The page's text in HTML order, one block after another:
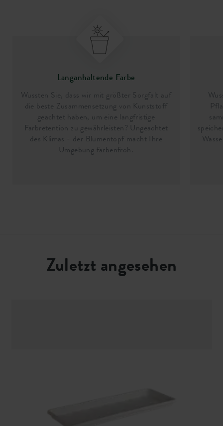
Langanhaltende Farbe
Wussten Sie, dass wir mit größter Sorgfalt auf
die beste Zusammensetzung von Kunststoff
geachtet haben, um eine langfristige
Farbretention zu gewährleisten? Ungeachtet
des Klimas - der Blumentopf macht Ihre
Umgebung farbenfroh.
Zuletzt angesehen